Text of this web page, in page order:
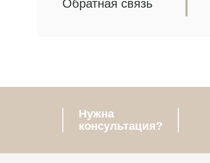
Обратная связь
Нужна
консультация?